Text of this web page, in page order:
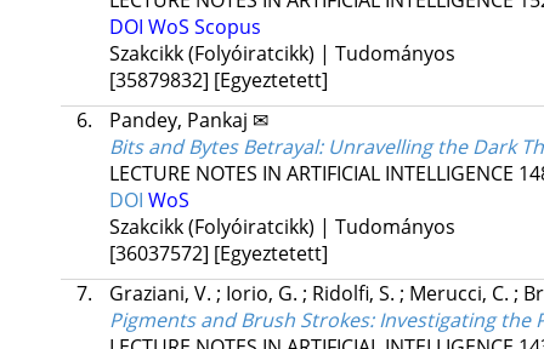
DOI WoS Scopus
Szakcikk (Folyóiratcikk) | Tudományos
[35879832] [Egyeztetett]
6.
Pandey, Pankaj ✉
Bits and Bytes Betrayal: Unravelling the Dark
LECTURE NOTES IN ARTIFICIAL INTELLIGENCE
DOI WoS
Szakcikk (Folyóiratcikk) | Tudományos
[36037572] [Egyeztetett]
7.
Graziani, V. ; Iorio, G. ; Ridolfi, S. ; Merucci, C. ;
Pigments and Brush Strokes: Investigating the